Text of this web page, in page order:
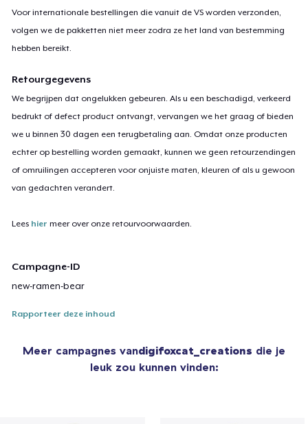
Voor internationale bestellingen die vanuit de VS worden verzonden,
volgen we de pakketten niet meer zodra ze het land van bestemming
hebben bereikt.
Retourgegevens
We begrijpen dat ongelukken gebeuren. Als u een beschadigd, verkeerd
bedrukt of defect product ontvangt, vervangen we het graag of bieden
we u binnen 30 dagen een terugbetaling aan. Omdat onze producten
echter op bestelling worden gemaakt, kunnen we geen retourzendingen
of omruilingen accepteren voor onjuiste maten, kleuren of als u gewoon
van gedachten verandert.
Lees hier meer over onze retourvoorwaarden.
Campagne-ID
new-ramen-bear
Rapporteer deze inhoud
Meer campagnes vandigifoxcat_creations die je
leuk zou kunnen vinden: